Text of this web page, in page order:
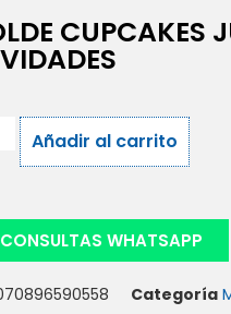
CUPCAKES
Añadir al carrito
CONSULTAS WHATSAPP
Categoría